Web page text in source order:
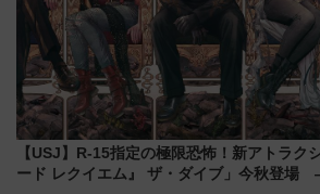
【USJ】R-15指定の極限恐怖！新アトラク
ード レクイエム』 ザ・ダイブ」今秋登場